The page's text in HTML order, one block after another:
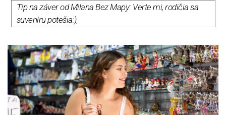
Tip na záver od Milana Bez Mapy: Verte mi, rodičia sa
suveníru potešia:)